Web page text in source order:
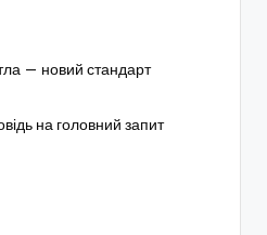
— новий стандарт
на головний запит